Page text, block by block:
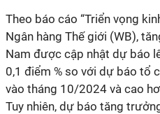
Theo báo cáo “Triển vọng
Ngân hàng Thế giới (WB),
Nam được cập nhật dự báo
0,1 điểm % so với dự báo tổ
vào tháng 10/2024 và cao
Tuy nhiên, dự báo tăng